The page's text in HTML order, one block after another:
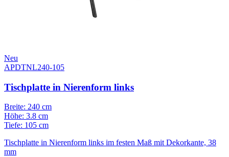
Neu
APDTNL240-105
Tischplatte in Nierenform links
Breite: 240 cm
Höhe: 3.8 cm
Tiefe: 105 cm
Tischplatte in Nierenform links im festen Maß mit Dekorkante, 38
mm